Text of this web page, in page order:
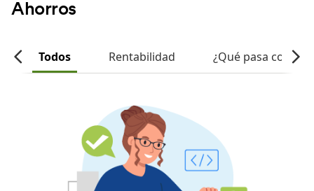
Ahorros
Todos Rentabilidad ¿Qué pasa con